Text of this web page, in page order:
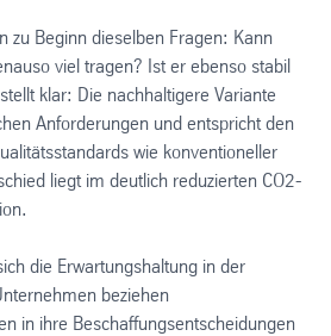
zu Beginn dieselben Fragen: Kann
viel tragen? Ist er ebenso stabil
klar: Die nachhaltigere Variante
Anforderungen und entspricht den
wie konventioneller
liegt im deutlich reduzierten CO2-
die Erwartungshaltung in der
beziehen
in ihre Beschaffungsentscheidungen